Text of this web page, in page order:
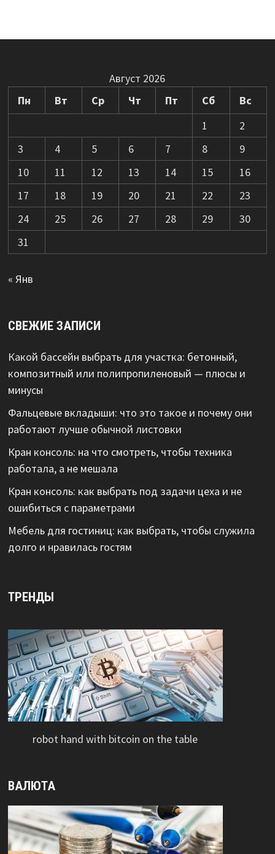
Август 2026
Пн
Вт Ср Чт Пт Сб
Вс
1
2
3
4 5 6 7 8
9
10
11 12 13 14 15
16
17
18 19 20 21 22
23
24
25 26 27 28 29
30
31
« Янв
СВЕЖИЕ ЗАПИСИ
Какой бассейн выбрать для участка: бетонный,
композитный или полипропиленовый — плюсы и
минусы
Фальцевые вкладыши: что это такое и почему они
работают лучше обычной листовки
Кран консоль: на что смотреть, чтобы техника
работала, а не мешала
Кран консоль: как выбрать под задачи цеха и не
ошибиться с параметрами
Мебель для гостиниц: как выбрать, чтобы служила
долго и нравилась гостям
ТРЕНДЫ
robot hand with bitcoin on the table
ВАЛЮТА